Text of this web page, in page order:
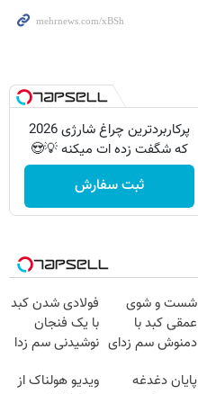
پرکاربردترین چراغ شارژی 2026
که شگفت زده ات میکنه 💡😍
ثبت سفارش
شست و شوی
عمقی کبد با
دمنوش سم زدای
فولادی شدن کبد
با یک فنجان
نوشیدنی سم زدا
پایان دغدغه
ویدیو هولناک از